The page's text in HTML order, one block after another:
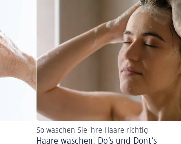
So waschen Sie Ihre Haare richtig
Haare waschen: Do’s und Dont’s